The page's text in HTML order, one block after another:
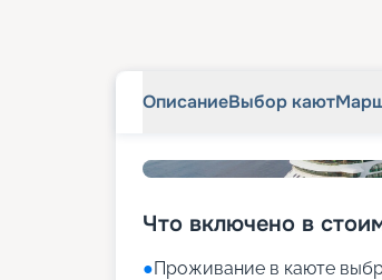
ОписаниеВыбор кают
Что включено в
●Проживание в каюте